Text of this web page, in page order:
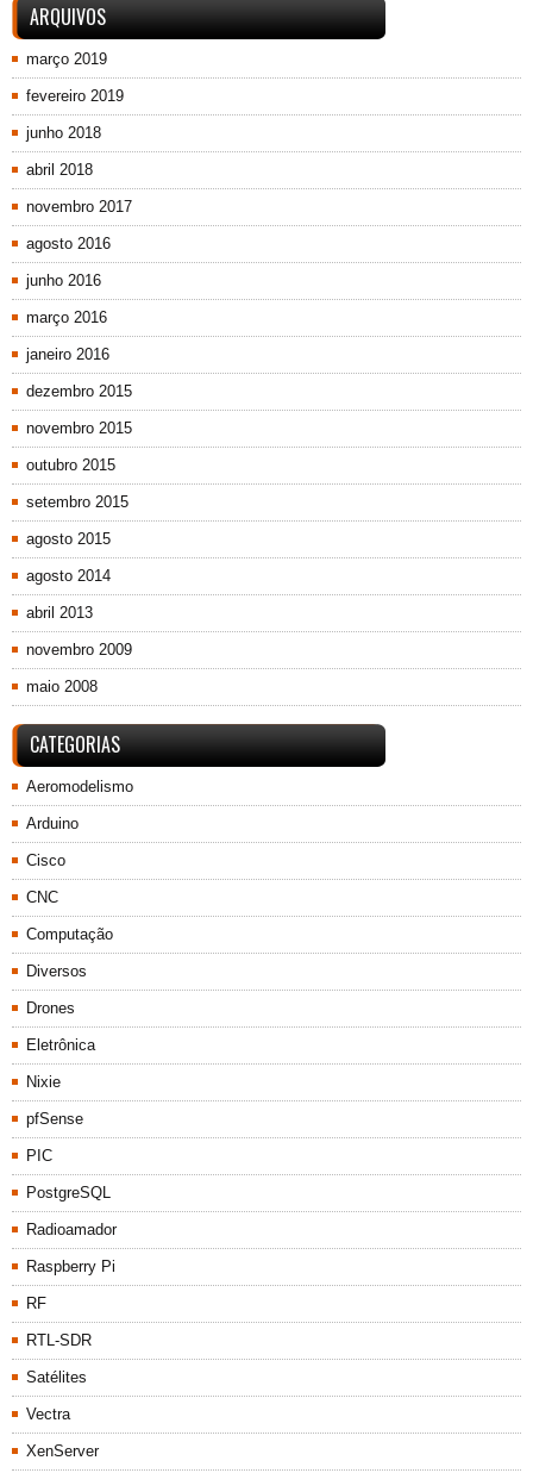
ARQUIVOS
março 2019
fevereiro 2019
junho 2018
abril 2018
novembro 2017
agosto 2016
junho 2016
março 2016
janeiro 2016
dezembro 2015
novembro 2015
outubro 2015
setembro 2015
agosto 2015
agosto 2014
abril 2013
novembro 2009
maio 2008
CATEGORIAS
Aeromodelismo
Arduino
Cisco
CNC
Computação
Diversos
Drones
Eletrônica
Nixie
pfSense
PIC
PostgreSQL
Radioamador
Raspberry Pi
RF
RTL-SDR
Satélites
Vectra
XenServer